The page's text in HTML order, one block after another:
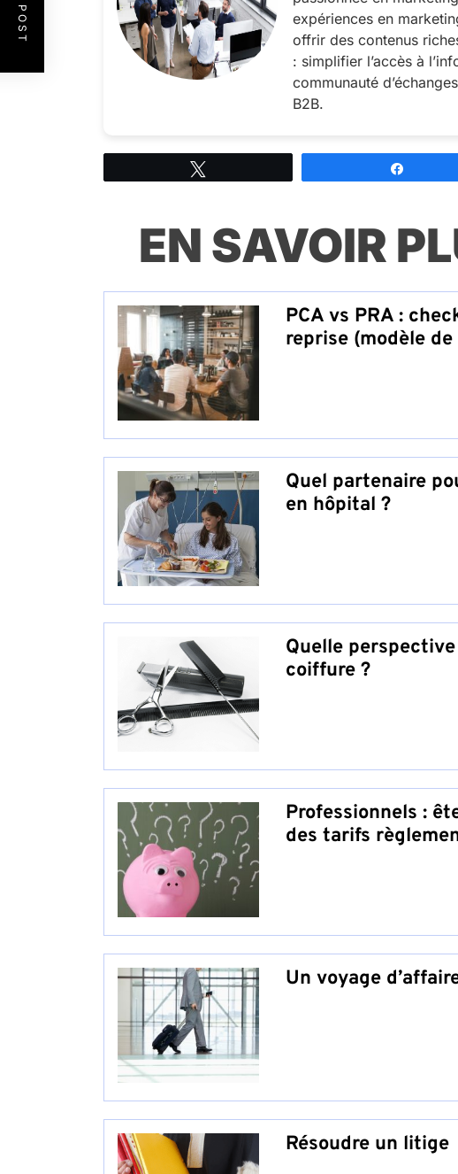
expériences en
offrir des contenus
: simplifier l’accès à
communauté
B2B.
EN SAVOIR
PCA vs PRA :
reprise (modèle
Quel partenaire
en hôpital ?
Quelle perspective
coiffure ?
Professionnels :
des tarifs
Un voyage
Résoudre un litige